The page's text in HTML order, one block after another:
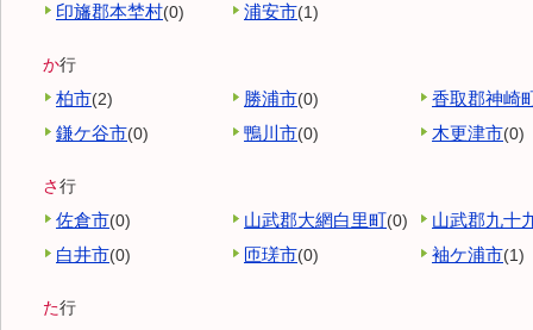
印旛郡本埜村(0) 浦安市(1)
か行
柏市(2) 勝浦市(0)
香取郡神崎
鎌ケ谷市(0) 鴨川市(0) 木更津市(0)
さ行
佐倉市(0) 山武郡大網白里町(0)
山武郡九十
白井市(0) 匝瑳市(0) 袖ケ浦市(1)
た行